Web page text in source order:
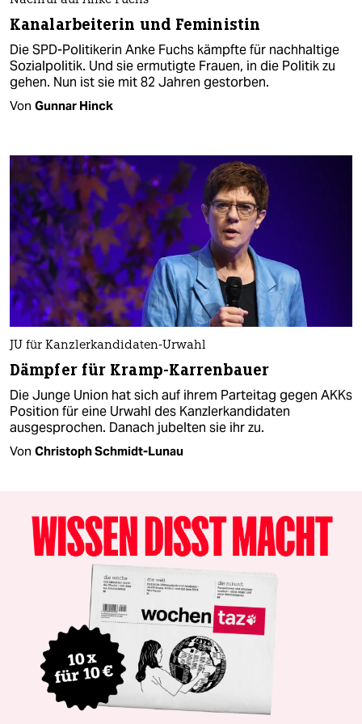
Kanalarbeiterin und Feministin
Die SPD-Politikerin Anke Fuchs kämpfte für nachhaltige
Sozialpolitik. Und sie ermutigte Frauen, in die Politik zu
gehen. Nun ist sie mit 82 Jahren gestorben.
Von Gunnar Hinck
JU für Kanzlerkandidaten-Urwahl
Dämpfer für Kramp-Karrenbauer
Die Junge Union hat sich auf ihrem Parteitag gegen AKKs
Position für eine Urwahl des Kanzlerkandidaten
ausgesprochen. Danach jubelten sie ihr zu.
Von Christoph Schmidt-Lunau